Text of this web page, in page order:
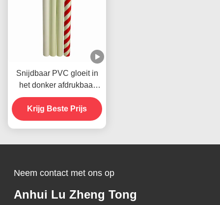
Snijdbaar PVC gloeit in
het donker afdrukbaar
vinyl tape zelfklevend
Krijg Beste Prijs
Neem contact met ons op
Anhui Lu Zheng Tong